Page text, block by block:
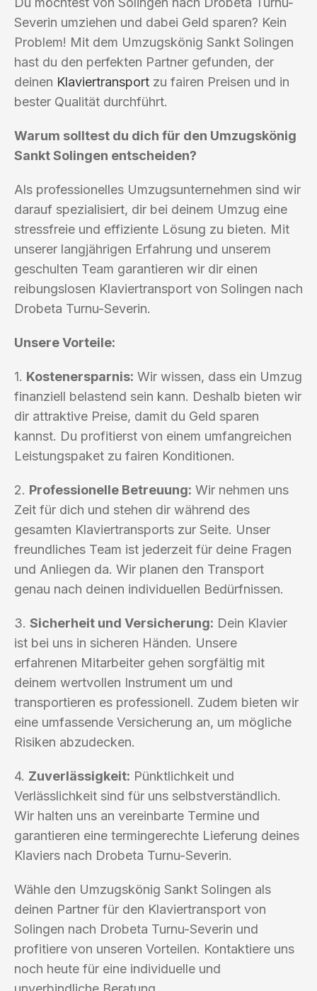
Severin umziehen und dabei Geld sparen? Kein
Problem! Mit dem Umzugskönig Sankt Solingen
hast du den perfekten Partner gefunden, der
deinen Klaviertransport zu fairen Preisen und in
bester Qualität durchführt.
Warum solltest du dich für den Umzugskönig
Sankt Solingen entscheiden?
Als professionelles Umzugsunternehmen sind wir
darauf spezialisiert, dir bei deinem Umzug eine
stressfreie und effiziente Lösung zu bieten. Mit
unserer langjährigen Erfahrung und unserem
geschulten Team garantieren wir dir einen
reibungslosen Klaviertransport von Solingen nach
Drobeta Turnu-Severin.
Unsere Vorteile:
1. Kostenersparnis: Wir wissen, dass ein Umzug
finanziell belastend sein kann. Deshalb bieten wir
dir attraktive Preise, damit du Geld sparen
kannst. Du profitierst von einem umfangreichen
Leistungspaket zu fairen Konditionen.
2. Professionelle Betreuung: Wir nehmen uns
Zeit für dich und stehen dir während des
gesamten Klaviertransports zur Seite. Unser
freundliches Team ist jederzeit für deine Fragen
und Anliegen da. Wir planen den Transport
genau nach deinen individuellen Bedürfnissen.
3. Sicherheit und Versicherung: Dein Klavier
ist bei uns in sicheren Händen. Unsere
erfahrenen Mitarbeiter gehen sorgfältig mit
deinem wertvollen Instrument um und
transportieren es professionell. Zudem bieten wir
eine umfassende Versicherung an, um mögliche
Risiken abzudecken.
4. Zuverlässigkeit: Pünktlichkeit und
Verlässlichkeit sind für uns selbstverständlich.
Wir halten uns an vereinbarte Termine und
garantieren eine termingerechte Lieferung deines
Klaviers nach Drobeta Turnu-Severin.
Wähle den Umzugskönig Sankt Solingen als
deinen Partner für den Klaviertransport von
Solingen nach Drobeta Turnu-Severin und
profitiere von unseren Vorteilen. Kontaktiere uns
noch heute für eine individuelle und